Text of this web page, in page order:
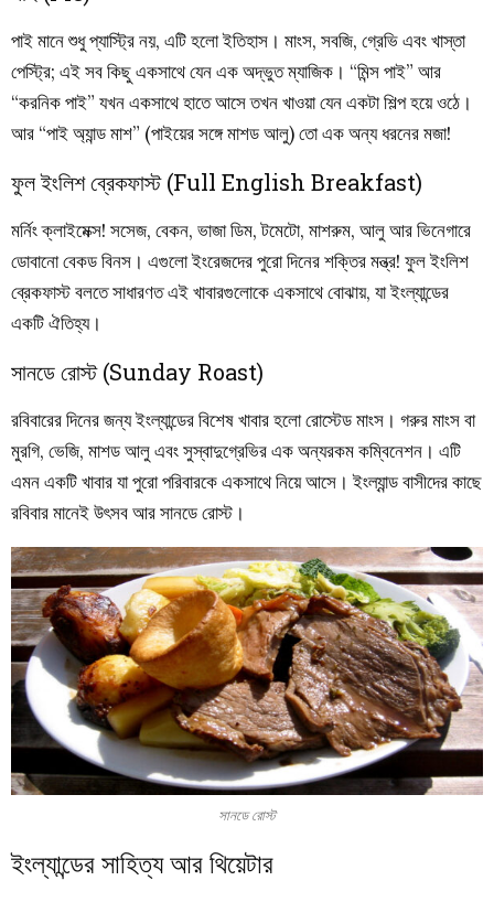
পাই মানে শুধু প্যাস্ট্রি নয়, এটি হলো ইতিহাস। মাংস, সবজি, গ্রেভি এবং খাস্তা
পেস্ট্রি; এই সব কিছু একসাথে যেন এক অদ্ভুত ম্যাজিক। “মিন্স পাই” আর
“করনিক পাই” যখন একসাথে হাতে আসে তখন খাওয়া যেন একটা শিল্প হয়ে ওঠে।
আর “পাই অ্যান্ড মাশ” (পাইয়ের সঙ্গে মাশড আলু) তো এক অন্য ধরনের মজা!
ফুল ইংলিশ ব্রেকফাস্ট (Full English Breakfast)
মর্নিং ক্লাইমেক্স! সসেজ, বেকন, ভাজা ডিম, টমেটো, মাশরুম, আলু আর ভিনেগারে
ডোবানো বেকড বিনস। এগুলো ইংরেজদের পুরো দিনের শক্তির মন্ত্র! ফুল ইংলিশ
ব্রেকফাস্ট বলতে সাধারণত এই খাবারগুলোকে একসাথে বোঝায়, যা ইংল্যান্ডের
একটি ঐতিহ্য।
সানডে রোস্ট (Sunday Roast)
রবিবারের দিনের জন্য ইংল্যান্ডের বিশেষ খাবার হলো রোস্টেড মাংস। গরুর মাংস বা
মুরগি, ভেজি, মাশড আলু এবং সুস্বাদুগ্রেভির এক অন্যরকম কম্বিনেশন। এটি
এমন একটি খাবার যা পুরো পরিবারকে একসাথে নিয়ে আসে। ইংল্যান্ড বাসীদের কাছে
রবিবার মানেই উৎসব আর সানডে রোস্ট।
সানডে রোস্ট
ইংল্যান্ডের সাহিত্য আর থিয়েটার